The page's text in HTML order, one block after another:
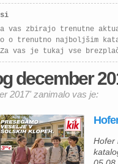
vas zbirajo trenutne
o trenutno najboljšim
vas je tukaj vse
december
2017' zanimalo vas je:
Hofer